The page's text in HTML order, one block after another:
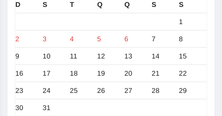
D S T Q Q S S
1
2 3 4 5 6 7 8
9 10 11 12 13 14 15
16 17 18 19 20 21 22
23 24 25 26 27 28 29
30 31